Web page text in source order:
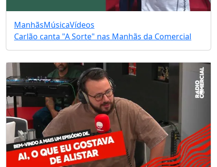
ManhãsMúsicaVídeos
Carlão canta "A Sorte" nas Manhãs da Comercial